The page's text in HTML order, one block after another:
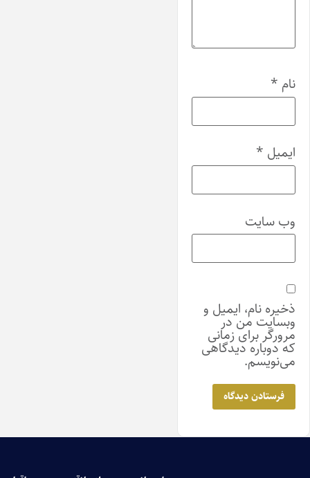
نام *
ایمیل *
وب‌ سایت
ذخیره نام، ایمیل و
وبسایت من در
مرورگر برای زمانی
که دوباره دیدگاهی
می‌نویسم.